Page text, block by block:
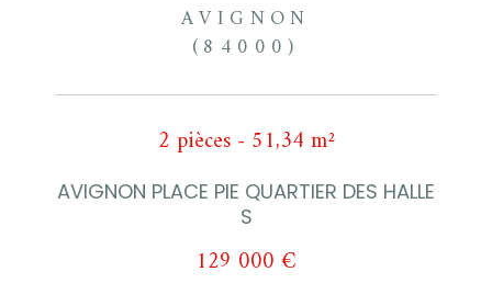
AVIGNON
(84000)
2 pièces - 51,34 m²
AVIGNON PLACE PIE QUARTIER DES HALLE
S
129 000 €